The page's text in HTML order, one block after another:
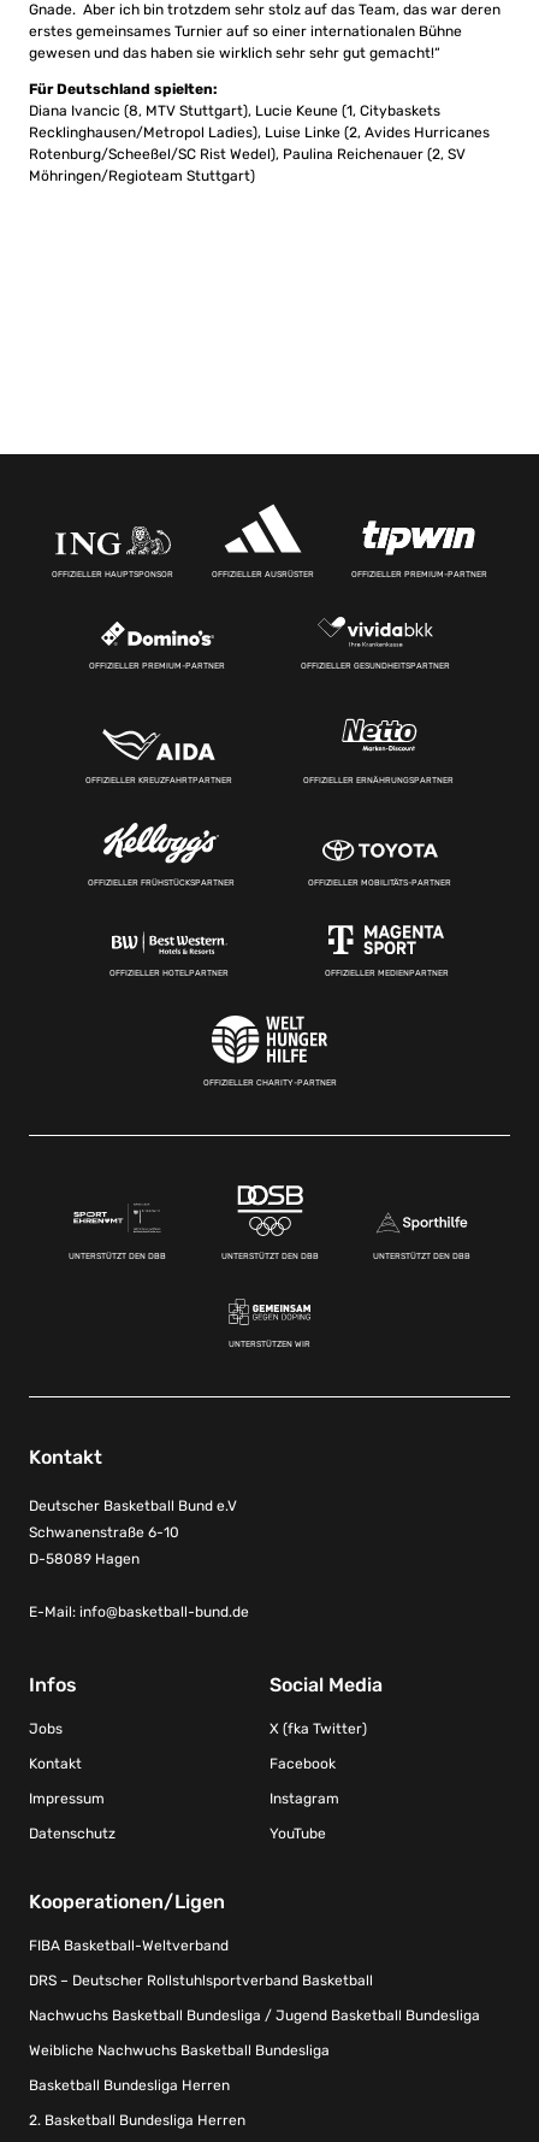
Gnade. Aber ich bin trotzdem sehr stolz auf das Team, das war deren
erstes gemeinsames Turnier auf so einer internationalen Bühne
gewesen und das haben sie wirklich sehr sehr gut gemacht!“
Für Deutschland spielten:
Diana Ivancic (8, MTV Stuttgart), Lucie Keune (1, Citybaskets
Recklinghausen/Metropol Ladies), Luise Linke (2, Avides Hurricanes
Rotenburg/Scheeßel/SC Rist Wedel), Paulina Reichenauer (2, SV
Möhringen/Regioteam Stuttgart)
OFFIZIELLER HAUPTSPONSOR OFFIZIELLER AUSRÜSTER OFFIZIELLER PREMIUM-PARTNER
OFFIZIELLER PREMIUM-PARTNER OFFIZIELLER GESUNDHEITSPARTNER
OFFIZIELLER KREUZFAHRTPARTNER OFFIZIELLER ERNÄHRUNGSPARTNER
OFFIZIELLER FRÜHSTÜCKSPARTNER OFFIZIELLER MOBILITÄTS-PARTNER
OFFIZIELLER HOTELPARTNER OFFIZIELLER MEDIENPARTNER
OFFIZIELLER CHARITY-PARTNER
UNTERSTÜTZT DEN DBB UNTERSTÜTZT DEN DBB UNTERSTÜTZT DEN DBB
UNTERSTÜTZEN WIR
Kontakt
Deutscher Basketball Bund e.V
Schwanenstraße 6-10
D-58089 Hagen
E-Mail: info@basketball-bund.de
Infos
Jobs
Kontakt
Impressum
Datenschutz
Social Media
X (fka Twitter)
Facebook
Instagram
YouTube
Kooperationen/Ligen
FIBA Basketball-Weltverband
DRS – Deutscher Rollstuhlsportverband Basketball
Nachwuchs Basketball Bundesliga / Jugend Basketball Bundesliga
Weibliche Nachwuchs Basketball Bundesliga
Basketball Bundesliga Herren
2. Basketball Bundesliga Herren